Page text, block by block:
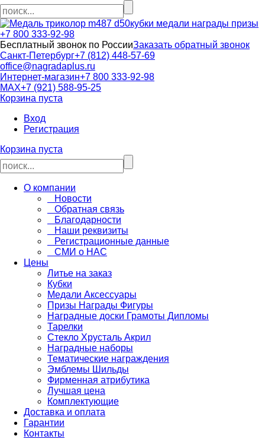
кубки медали награды призы
+7 800 333-92-98
Бесплатный звонок по РоссииЗаказать обратный звонок
Санкт-Петербург+7 (812) 448-57-69
office@nagradaplus.ru
Интернет-магазин+7 800 333-92-98
MAX+7 (921) 588-95-25
Корзина пуста
Вход
Регистрация
Корзина пуста
О компании
Новости
Обратная связь
Благодарности
Наши реквизиты
Регистрационные данные
СМИ о НАС
Цены
Литье на заказ
Кубки
Медали Аксессуары
Призы Награды Фигуры
Наградные доски Грамоты Дипломы
Тарелки
Стекло Хрусталь Акрил
Наградные наборы
Тематические награждения
Эмблемы Шильды
Фирменная атрибутика
Лучшая цена
Комплектующие
Доставка и оплата
Гарантии
Контакты